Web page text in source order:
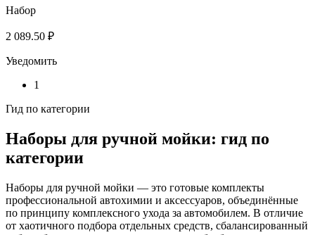
Набор
2 089.50 ₽
Уведомить
1
Гид по категории
Наборы для ручной мойки: гид по
категории
Наборы для ручной мойки — это готовые комплекты
профессиональной автохимии и аксессуаров, объединённые
по принципу комплексного ухода за автомобилем. В отличие
от хаотичного подбора отдельных средств, сбалансированный